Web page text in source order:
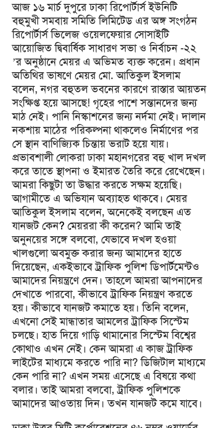
আজ ১৬ মার্চ দুপুরে ঢাকা রিপোর্টার্স ইউনিটি
বহুমুখী সমবায় সমিতি লিমিটেড এর অঙ্গ সংগঠন
রিপোর্টার্স ভিলেজ ওয়েলফেয়ার সোসাইটি
আয়োজিত দ্বিবার্ষিক সাধারণ সভা ও নির্বাচন -২২
’র অনুষ্ঠানে মেয়র এ অভিমত ব্যক্ত করেন। প্রধান
অতিথির ভাষণে মেয়র মো. আতিকুল ইসলাম
বলেন, নগর বহুতল ভবনের কারণে রাস্তার আয়তন
সংক্ষিপ্ত হয়ে আসছে! গৃহের পাশে সন্তানদের জন্য
মাঠ নেই। পানি নিস্কাশনের জন্য নর্দমা নেই। দালান
নকশায় মাঠের পরিকল্পনা থাকলেও নির্মাণের পর
সে স্থান বাণিজ্যিক চিন্তায় ভরাট হয়ে যায়।
প্রভাবশালী লোকরা ঢাকা মহানগরের বহু খাল দখল
করে তাতে স্থাপনা ও ইমারত তৈরি করে রেখেছেন।
আমরা কিছুটা তা উদ্ধার করতে সক্ষম হয়েছি।
আগামীতে এ অভিযান অব্যাহত থাকবে। মেয়র
আতিকুল ইসলাম বলেন, অনেকেই বলছেন এত
যানজট কেন? মেয়ররা কী করেন? আমি তাই
অনুনয়ের সঙ্গে বলবো, যেভাবে দখল হওয়া
খালগুলো অবমুক্ত করার জন্য আমাদের হাতে
দিয়েছেন, একইভাবে ট্রাফিক পুলিশ ডিপার্টমেন্টও
আমাদের নিয়ন্ত্রণে দেন। তাহলে আমরা আপনাদের
দেখাতে পারবো, কীভাবে ট্রাফিক নিয়ন্ত্রণ করতে
হয়। কীভাবে যানজট কমাতে হয়। তিনি বলেন,
এখনো সেই মান্ধাতার আমলের ট্রাফিক সিস্টেম
চলছে। হাত দিয়ে গাড়ি থামানোর সিস্টেম বিশ্বের
কোথাও এখন নেই। কেন আমরা এ কাজ ট্রাফিক
লাইটের মাধ্যমে করতে পারি না? ডিজিটাল মাধ্যমে
কেন পারি না? এখন সময় এসেছে এ বিষয়ে কথা
বলার। তাই আমরা বলবো, ট্রাফিক পুলিশকে
আমাদের আওতায় দিন। তখন যানজট কমে যাবে।